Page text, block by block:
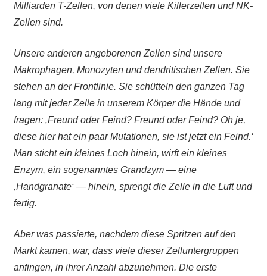
Milliarden T-Zellen, von denen viele Killerzellen und NK-
Zellen sind.
Unsere anderen angeborenen Zellen sind unsere
Makrophagen, Monozyten und dendritischen Zellen. Sie
stehen an der Frontlinie. Sie schütteln den ganzen Tag
lang mit jeder Zelle in unserem Körper die Hände und
fragen: ‚Freund oder Feind? Freund oder Feind? Oh je,
diese hier hat ein paar Mutationen, sie ist jetzt ein Feind.‘
Man sticht ein kleines Loch hinein, wirft ein kleines
Enzym, ein sogenanntes Grandzym — eine
‚Handgranate‘ — hinein, sprengt die Zelle in die Luft und
fertig.
Aber was passierte, nachdem diese Spritzen auf den
Markt kamen, war, dass viele dieser Zelluntergruppen
anfingen, in ihrer Anzahl abzunehmen. Die erste